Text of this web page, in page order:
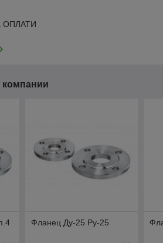
ОПЛАТИ
Фланец Ду-25 Ру-25